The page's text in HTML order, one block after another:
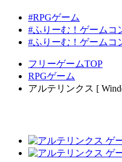
#RPGゲーム
#ふりーむ！ゲームコ
#ふりーむ！ゲームコ
フリーゲームTOP
RPGゲーム
アルテリンクス [